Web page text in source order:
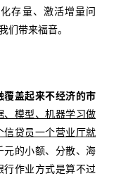
存量、激活增量问
们带来福音。
盖起来不经济的市
模型、机器学习做
贷员一个营业厅就
元的小额、分散、海
作业方式是算不过